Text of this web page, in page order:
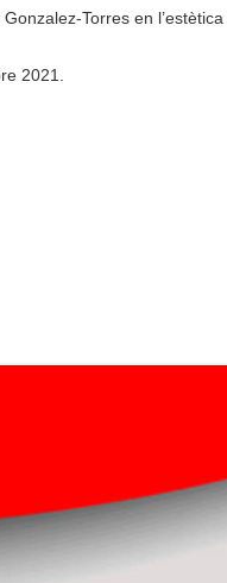
Torres en l’estètica
2021.